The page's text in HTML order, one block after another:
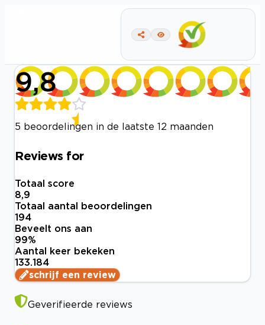
9,8
5 beoordelingen in de laatste 12 maanden
Reviews for
Totaal score
8,9
Totaal aantal beoordelingen
194
Beveelt ons aan
99%
Aantal keer bekeken
133.184
schrijf een review
Geverifieerde reviews